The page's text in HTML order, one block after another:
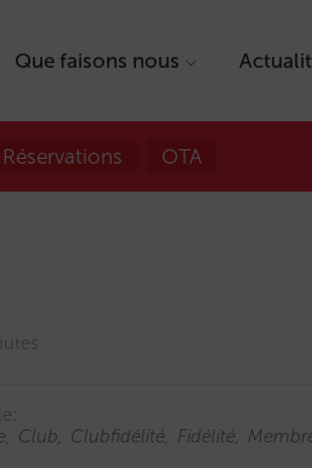
Que faisons nous
Réservations OTA
Club Clubfidélité Fidélité